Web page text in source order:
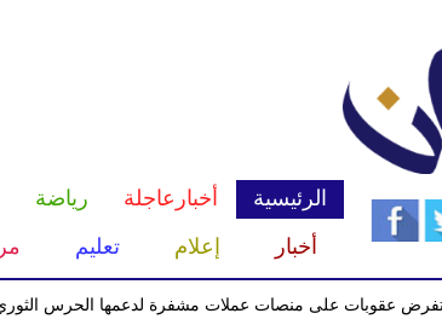
الرئيسية أخبارعاجلة رياضة
أخبار
إعلام تعليم
عقوبات على منصات عملات مشفرة لدعمها الحرس الثوري